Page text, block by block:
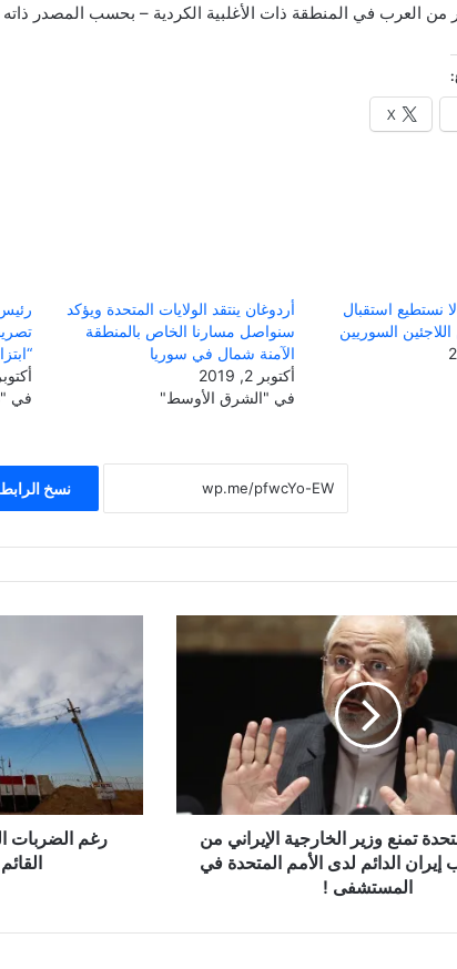
من العرب في المنطقة ذات الأغلبية الكردية – بحسب المصدر ذاته
X
نستطيع استقبال
السوريين
أردوغان ينتقد الولايات المتحدة ويؤكد
سنواصل مسارنا الخاص بالمنطقة
الآمنة شمال في سوريا
أكتوبر 2, 2019
في "الشرق الأوسط"
أكتوبر 11, 2019
في
نسخ الرابط
تمنع وزير الخارجية الإيراني من
إيران الدائم لدى الأمم المتحدة في
المستشفى !
ا
ل
ب
ا
س
رغم الضربات